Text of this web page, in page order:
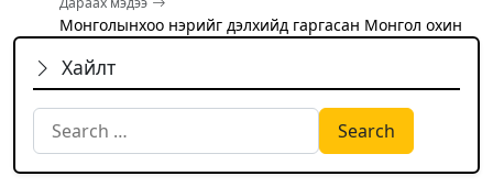
Монголынхоо нэрийг дэлхийд гаргасан Монгол охин
Хайлт
Search for: